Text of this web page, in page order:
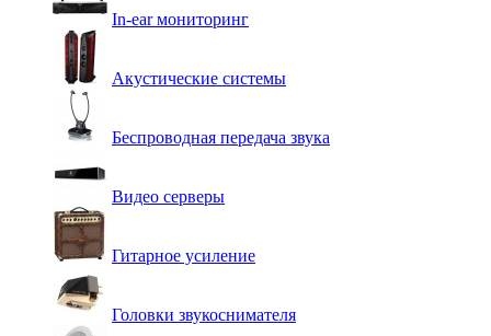
In-ear мониторинг
Акустические системы
Беспроводная передача звука
Видео серверы
Гитарное усиление
Головки звукоснимателя